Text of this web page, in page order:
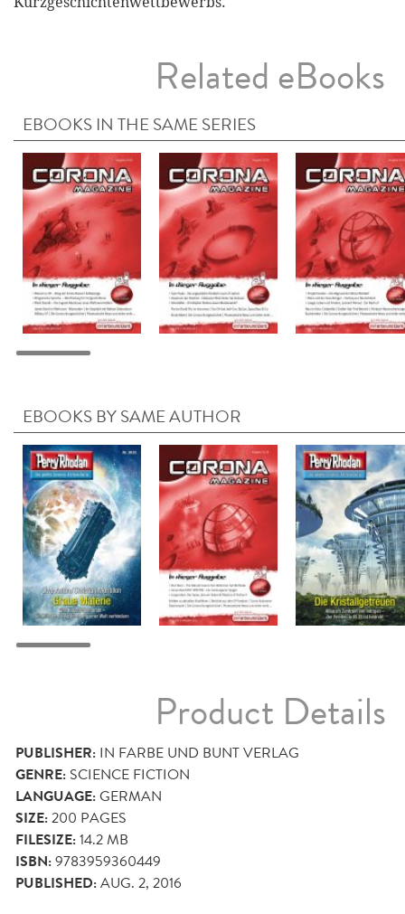
Related eBooks
EBOOKS IN THE SAME SERIES
EBOOKS BY SAME AUTHOR
Product Details
PUBLISHER: IN FARBE UND BUNT VERLAG
GENRE: SCIENCE FICTION
LANGUAGE:GERMAN
SIZE:200 PAGES
FILESIZE:14.2 MB
ISBN:9783959360449
PUBLISHED:AUG. 2, 2016